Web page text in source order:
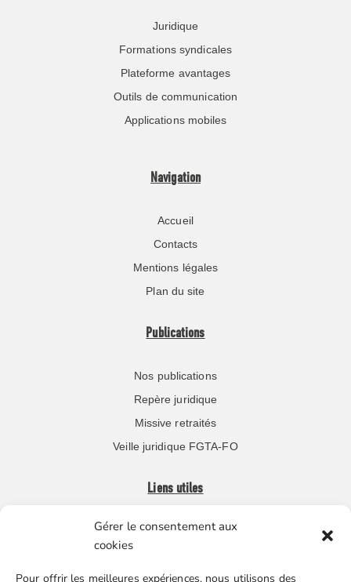
Gérer le consentement aux
cookies
Pour offrir les meilleures expériences, nous utilisons des
Juridique
Formations syndicales
Plateforme avantages
Outils de communication
Applications mobiles
Navigation
Accueil
Contacts
Mentions légales
Plan du site
Publications
Nos publications
Repère juridique
Missive retraités
Veille juridique FGTA-FO
Liens utiles
Boutique en ligne
Nos partenaires